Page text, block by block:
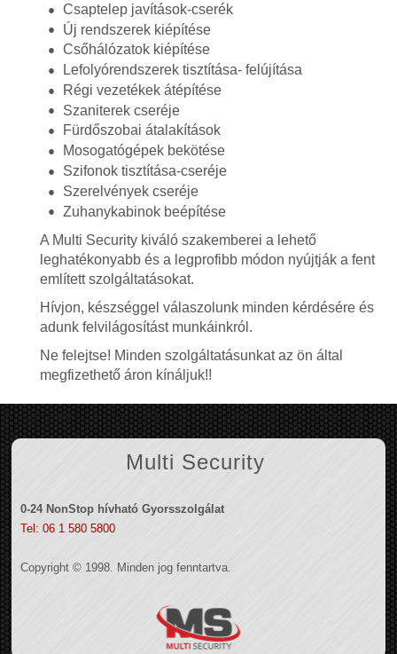
Csaptelep javítások-cserék
Új rendszerek kiépítése
Csőhálózatok kiépítése
Lefolyórendszerek tisztítása- felújítása
Régi vezetékek átépítése
Szaniterek cseréje
Fürdőszobai átalakítások
Mosogatógépek bekötése
Szifonok tisztítása-cseréje
Szerelvények cseréje
Zuhanykabinok beépítése
A Multi Security kiváló szakemberei a lehető
leghatékonyabb és a legprofibb módon nyújtják a fent
említett szolgáltatásokat.
Hívjon, készséggel válaszolunk minden kérdésére és
adunk felvilágosítást munkáinkról.
Ne felejtse! Minden szolgáltatásunkat az ön által
megfizethető áron kínáljuk!!
Multi Security
0-24 NonStop hívható Gyorsszolgálat
Tel: 06 1 580 5800
Copyright © 1998. Minden jog fenntartva.